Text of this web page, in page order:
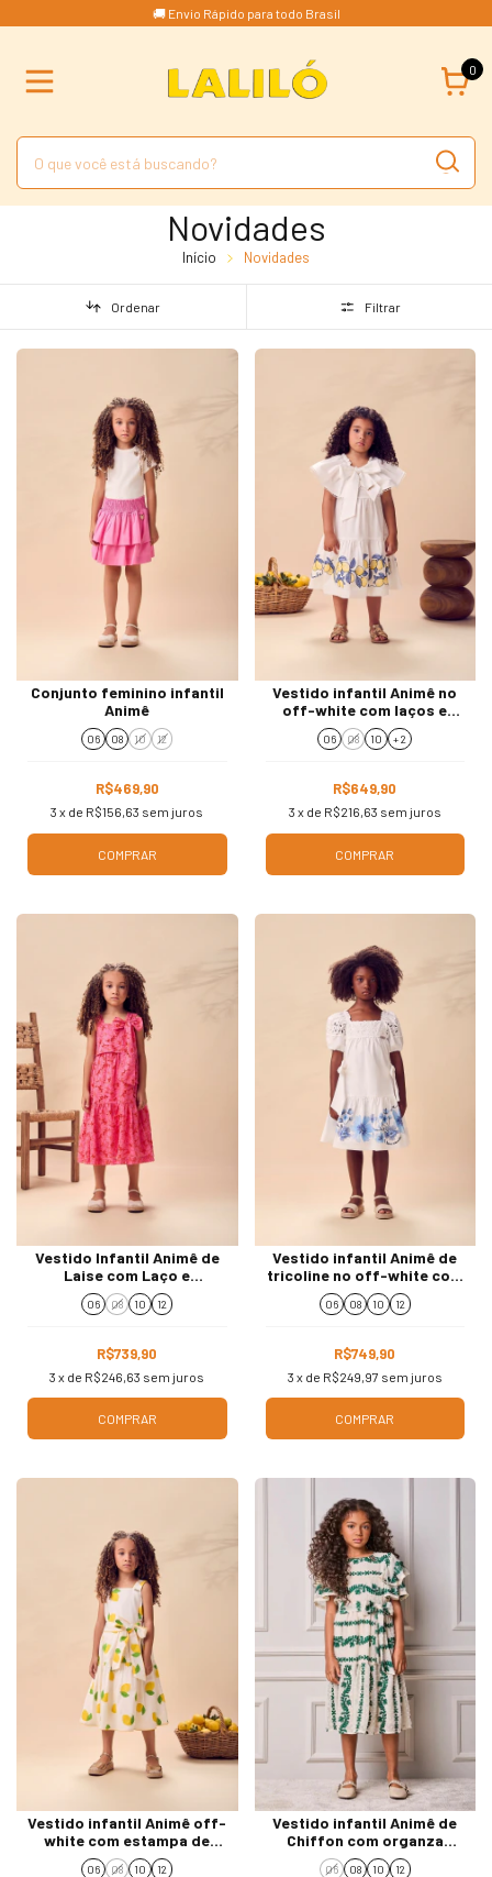
🚚 Envio Rápido para todo Brasil
0
Novidades
Início Novidades
Ordenar Filtrar
Conjunto feminino infantil
Animê
06 08 10 12
R$469,90
3 x de R$156,63 sem juros
COMPRAR
Vestido infantil Animê no
off-white com laços e
estampa lemons
06 08 10 + 2
R$649,90
3 x de R$216,63 sem juros
COMPRAR
Vestido Infantil Animê de
Laise com Laço e
delicados bordados
vazados
06 08 10 12
R$739,90
3 x de R$246,63 sem juros
COMPRAR
Vestido infantil Animê de
tricoline no off-white com
flores azuis
06 08 10 12
R$749,90
3 x de R$249,97 sem juros
COMPRAR
Vestido infantil Animê off-
white com estampa de
limão siciliano
06 08 10 12
Vestido infantil Animê de
Chiffon com organza
bordada
06 08 10 12